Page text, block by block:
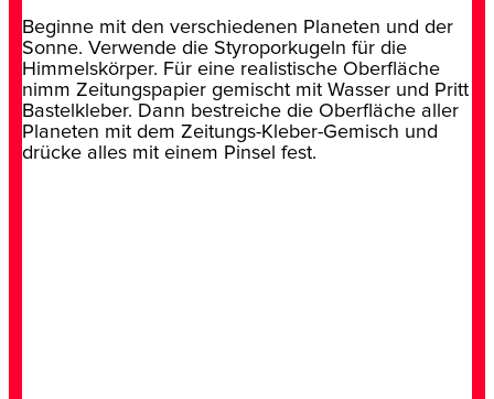
Beginne mit den verschiedenen Planeten und der
Sonne. Verwende die Styroporkugeln für die
Himmelskörper. Für eine realistische Oberfläche
nimm Zeitungspapier gemischt mit Wasser und Pritt
Bastelkleber. Dann bestreiche die Oberfläche aller
Planeten mit dem Zeitungs-Kleber-Gemisch und
drücke alles mit einem Pinsel fest.